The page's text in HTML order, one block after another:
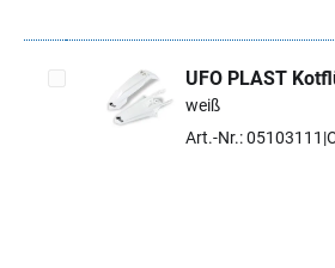
Artikel auswählen
UFO PLAST
weiß
Art.-Nr.: 05103111